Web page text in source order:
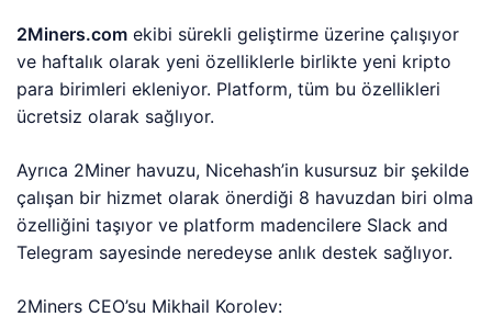
2Miners.com ekibi sürekli geliştirme üzerine çalışıyor
ve haftalık olarak yeni özelliklerle birlikte yeni kripto
para birimleri ekleniyor. Platform, tüm bu özellikleri
ücretsiz olarak sağlıyor.
Ayrıca 2Miner havuzu, Nicehash’in kusursuz bir şekilde
çalışan bir hizmet olarak önerdiği 8 havuzdan biri olma
özelliğini taşıyor ve platform madencilere Slack and
Telegram sayesinde neredeyse anlık destek sağlıyor.
2Miners CEO’su Mikhail Korolev: